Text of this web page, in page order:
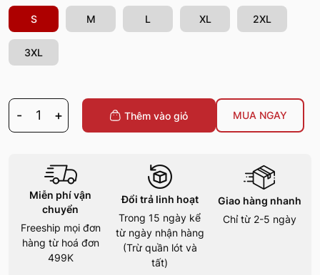
S M L XL 2XL
3XL
- 1 + Thêm vào giỏ MUA NGAY
Miễn phí vận
chuyển
Freeship mọi đơn
hàng từ hoá đơn
499K
Đổi trả linh hoạt
Trong 15 ngày kể
từ ngày nhận hàng
(Trừ quần lót và
tất)
Giao hàng nhanh
Chỉ từ 2-5 ngày